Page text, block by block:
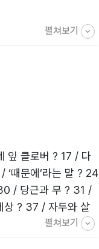
펼쳐보기
잎 클로버 ? 17 / 다
때문에’라는 말 ? 24
/ 당근과 무 ? 31 /
상 ? 37 / 자두와 살
멋진 공작 왕 ? 44 /
50 / 곤충들의 땀
펼쳐보기